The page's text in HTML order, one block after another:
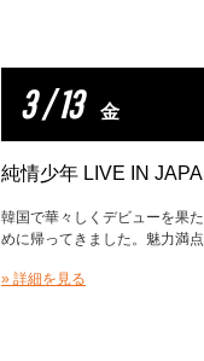
3 / 13 金
純情少年 LIVE IN
韓国で華々しくデビューを果
めに帰ってきました。魅力満
» 詳細を見る